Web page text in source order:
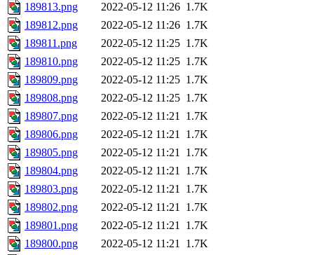
189813.png
2022-05-12 11:26 1.7K
189812.png
2022-05-12 11:26 1.7K
189811.png
2022-05-12 11:25 1.7K
189810.png
2022-05-12 11:25 1.7K
189809.png
2022-05-12 11:25 1.7K
189808.png
2022-05-12 11:25 1.7K
189807.png
2022-05-12 11:21 1.7K
189806.png
2022-05-12 11:21 1.7K
189805.png
2022-05-12 11:21 1.7K
189804.png
2022-05-12 11:21 1.7K
189803.png
2022-05-12 11:21 1.7K
189802.png
2022-05-12 11:21 1.7K
189801.png
2022-05-12 11:21 1.7K
189800.png
2022-05-12 11:21 1.7K